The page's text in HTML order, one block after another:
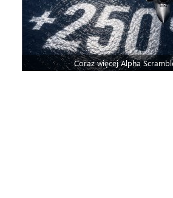
Coraz więcej Alpha